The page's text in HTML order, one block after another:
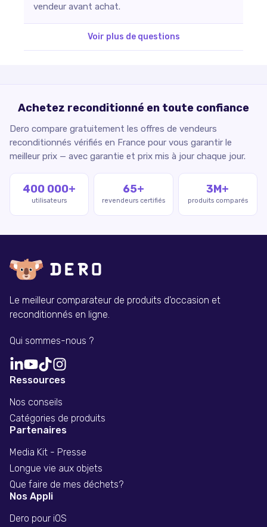
vendeur avant achat.
Voir plus de questions
Achetez reconditionné en toute confiance
Dero compare gratuitement les offres de vendeurs
reconditionnés vérifiés en France pour vous garantir le
meilleur prix — avec garantie et prix mis à jour chaque jour.
400 000+
utilisateurs
65+
revendeurs certifiés
3M+
produits comparés
Le meilleur comparateur de produits d'occasion et
reconditionnés en ligne.
Qui sommes-nous ?
Ressources
Nos conseils
Catégories de produits
Partenaires
Media Kit - Presse
Longue vie aux objets
Que faire de mes déchets?
Nos Appli
Dero pour iOS